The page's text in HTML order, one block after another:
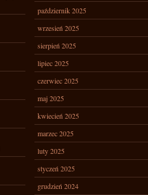
październik 2025
wrzesień 2025
sierpień 2025
lipiec 2025
czerwiec 2025
maj 2025
kwiecień 2025
marzec 2025
luty 2025
styczeń 2025
grudzień 2024